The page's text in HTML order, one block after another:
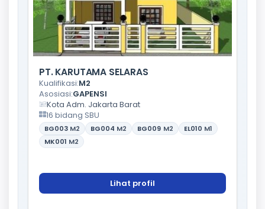
PT. KARUTAMA SELARAS
Kualifikasi:M2
Asosiasi:GAPENSI
Kota Adm. Jakarta Barat
16 bidang SBU
BG003 M2 BG004 M2 BG009 M2 EL010 M1
MK001 M2
Lihat profil